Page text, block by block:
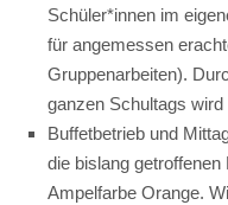
Schüler*innen im
für angemessen
Gruppenarbeiten).
ganzen Schultags wird
Buffetbetrieb und
die bislang
Ampelfarbe Orange.